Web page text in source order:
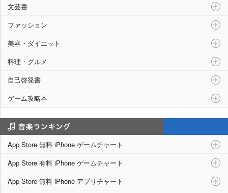
文芸書
ファッション
美容・ダイエット
料理・グルメ
自己啓発書
ゲーム攻略本
App Store 無料 iPhone ゲームチャート
App Store 有料 iPhone ゲームチャート
App Store 無料 iPhone アプリチャート